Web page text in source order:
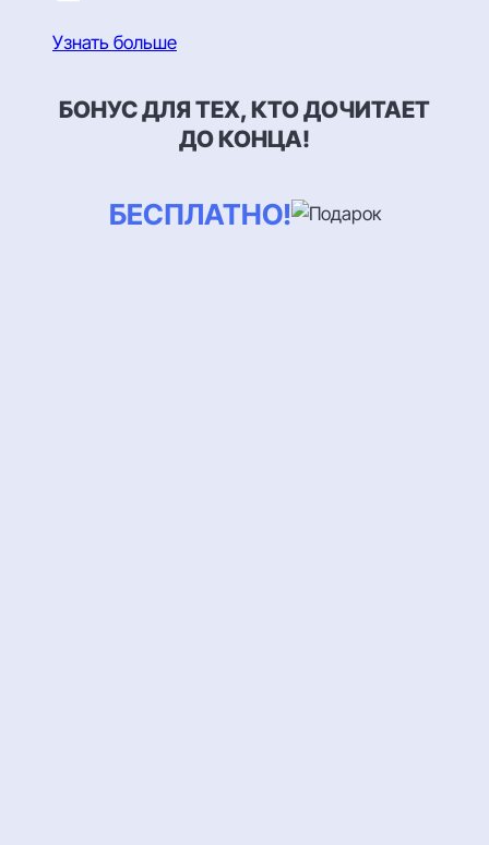
Узнать больше
БОНУС ДЛЯ ТЕХ, КТО ДОЧИТАЕТ
ДО КОНЦА!
БЕСПЛАТНО!